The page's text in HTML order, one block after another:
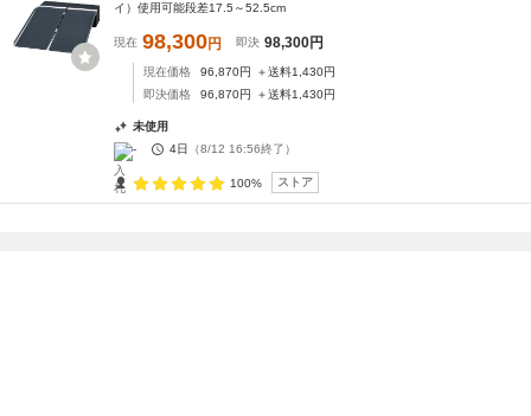
イ）使用可能段差17.5～52.5cm
現在 98,300円 即決 98,300円
現在価格 96,870円 ＋送料1,430円
即決価格
96,870円 ＋送料1,430円
未使用
-
4日 （8/12 16:56終了）
100% ストア